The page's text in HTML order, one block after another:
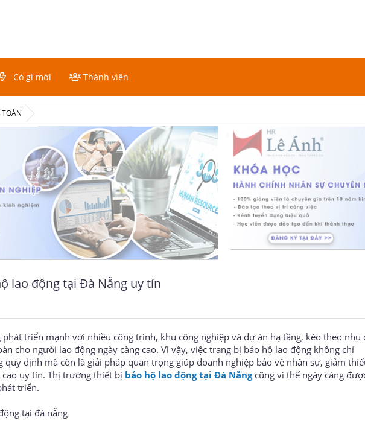
Có gì mới Thành viên
TOÁN
4 / 6
lao động tại Đà Nẵng uy tín
phát triển mạnh với nhiều công trình, khu công nghiệp và dự án hạ tầng, kéo theo nhu
cho người lao động ngày càng cao. Vì vậy, việc trang bị bảo hộ lao động không chỉ
quy định mà còn là giải pháp quan trọng giúp doanh nghiệp bảo vệ nhân sự, giảm
uy tín. Thị trường thiết bị bảo hộ lao động tại Đà Nẵngcũng vì thế ngày càng
triển.